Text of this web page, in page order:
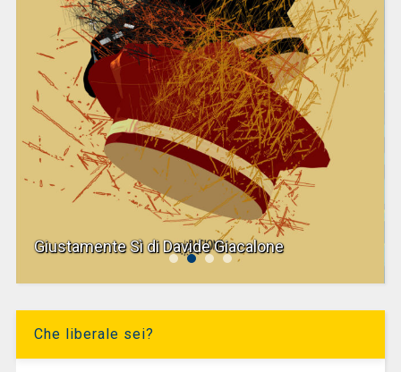
Giustamente Sì di Davide Giacalone
Che liberale sei?